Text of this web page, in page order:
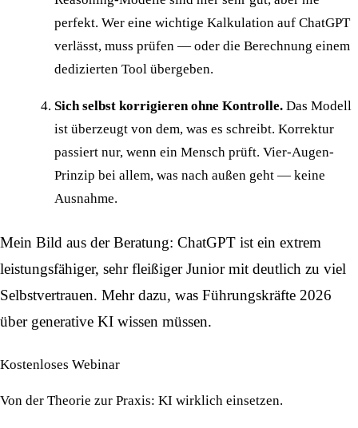
perfekt. Wer eine wichtige Kalkulation auf ChatGPT
verlässt, muss prüfen — oder die Berechnung einem
dedizierten Tool übergeben.
Sich selbst korrigieren ohne Kontrolle. Das Modell
ist überzeugt von dem, was es schreibt. Korrektur
passiert nur, wenn ein Mensch prüft. Vier-Augen-
Prinzip bei allem, was nach außen geht — keine
Ausnahme.
Mein Bild aus der Beratung: ChatGPT ist ein extrem
leistungsfähiger, sehr fleißiger Junior mit deutlich zu viel
Selbstvertrauen. Mehr dazu, was Führungskräfte 2026
über generative KI wissen müssen.
Kostenloses Webinar
Von der Theorie zur Praxis: KI wirklich einsetzen.